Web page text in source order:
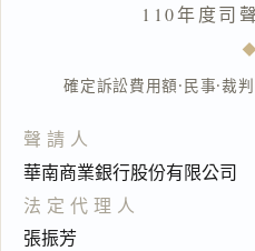
110年度司
確定訴訟費用額·民事·裁
聲請人
華南商業銀行股份有限公司
法定代理人
張振芳